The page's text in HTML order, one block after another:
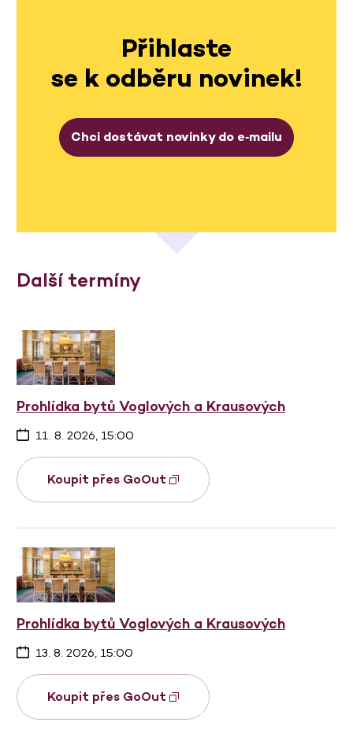
Přihlaste
se k odběru novinek!
Chci dostávat novinky do e‑mailu
Další termíny
Prohlídka bytů Voglových a Krausových
11. 8. 2026, 15:00
Koupit přes GoOut
Prohlídka bytů Voglových a Krausových
13. 8. 2026, 15:00
Koupit přes GoOut